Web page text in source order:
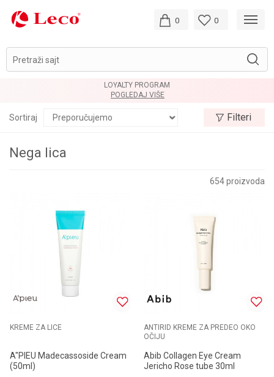
Pretraži sajt
0 0
LOYALTY PROGRAM
POGLEDAJ VIŠE
Nega lica
Sortiraj Filteri
654proizvoda
KREME ZA LICE
A"PIEU Madecassoside Cream
(50ml)
ANTIRID KREME ZA PREDEO OKO
OČIJU
Abib Collagen Eye Cream
Jericho Rose tube 30ml